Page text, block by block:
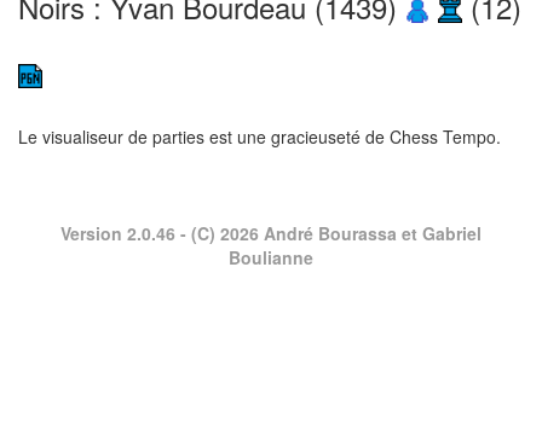
Le visualiseur de parties est une gracieuseté de Chess Tempo.
Version 2.0.46 - (C) 2026 André Bourassa et Gabriel
Boulianne